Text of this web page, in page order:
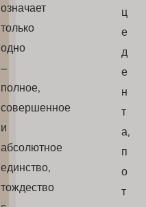
означает
только
одно
–
полное,
совершенное
и
абсолютное
единство,
тождество
ц
е
д
е
н
т
а,
п
о
т